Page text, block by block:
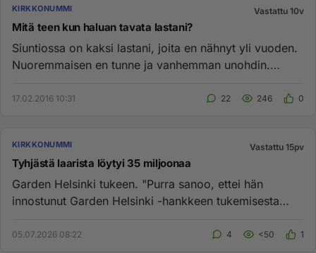
KIRKKONUMMI Vastattu 10v
Mitä teen kun haluan tavata lastani?
Siuntiossa on kaksi lastani, joita en nähnyt yli vuoden.
Nuoremmaisen en tunne ja vanhemman unohdin.
17.02.2016 10:31 22 246 0
KIRKKONUMMI Vastattu 15pv
Tyhjästä laarista löytyi 35 miljoonaa
Garden Helsinki tukeen. "Purra sanoo, ettei hän
innostunut Garden Helsinki -hankkeen tukemisesta
05.07.2026 08:22 4 <50 1